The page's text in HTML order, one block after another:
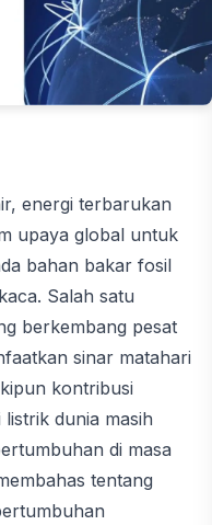
energi terbarukan
upaya global untuk
bahan bakar fosil
Salah satu
berkembang pesat
sinar matahari
kontribusi
dunia masih
di masa
tentang